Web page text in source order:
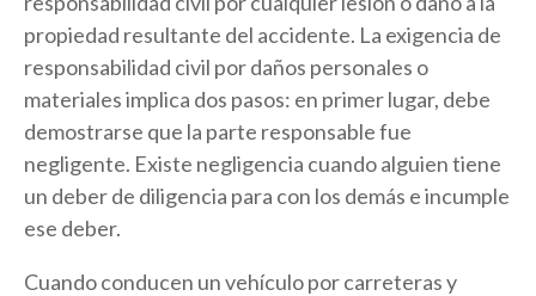
propiedad resultante del accidente. La exigencia de
responsabilidad civil por daños personales o
materiales implica dos pasos: en primer lugar, debe
demostrarse que la parte responsable fue
negligente. Existe negligencia cuando alguien tiene
un deber de diligencia para con los demás e incumple
ese deber.
Cuando conducen un vehículo por carreteras y